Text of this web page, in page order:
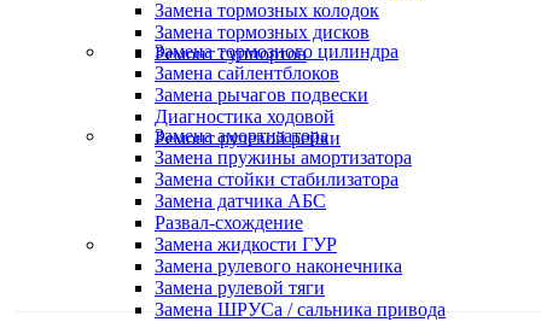
Замена тормозных колодок
Замена тормозных дисков
Ремонт суппортов
Замена тормозного цилиндра
Замена сайлентблоков
Замена рычагов подвески
Диагностика ходовой
Ремонт рулевой рейки
Замена амортизатора
Замена пружины амортизатора
Замена стойки стабилизатора
Замена датчика АБС
Развал-схождение
Замена жидкости ГУР
Замена рулевого наконечника
Замена рулевой тяги
Замена ШРУСа / сальника привода